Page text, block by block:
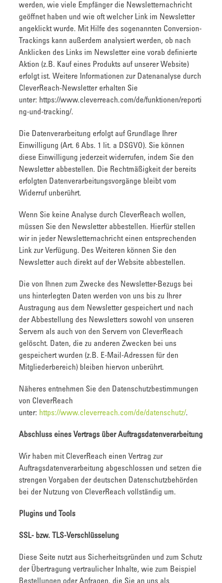
werden, wie viele Empfänger die Newsletternachricht
geöffnet haben und wie oft welcher Link im Newsletter
angeklickt wurde. Mit Hilfe des sogenannten Conversion-
Trackings kann außerdem analysiert werden, ob nach
Anklicken des Links im Newsletter eine vorab definierte
Aktion (z.B. Kauf eines Produkts auf unserer Website)
erfolgt ist. Weitere Informationen zur Datenanalyse durch
CleverReach-Newsletter erhalten Sie
unter: https://www.cleverreach.com/de/funktionen/reporti
ng-und-tracking/.
Die Datenverarbeitung erfolgt auf Grundlage Ihrer
Einwilligung (Art. 6 Abs. 1 lit. a DSGVO). Sie können
diese Einwilligung jederzeit widerrufen, indem Sie den
Newsletter abbestellen. Die Rechtmäßigkeit der bereits
erfolgten Datenverarbeitungsvorgänge bleibt vom
Widerruf unberührt.
Wenn Sie keine Analyse durch CleverReach wollen,
müssen Sie den Newsletter abbestellen. Hierfür stellen
wir in jeder Newsletternachricht einen entsprechenden
Link zur Verfügung. Des Weiteren können Sie den
Newsletter auch direkt auf der Website abbestellen.
Die von Ihnen zum Zwecke des Newsletter-Bezugs bei
uns hinterlegten Daten werden von uns bis zu Ihrer
Austragung aus dem Newsletter gespeichert und nach
der Abbestellung des Newsletters sowohl von unseren
Servern als auch von den Servern von CleverReach
gelöscht. Daten, die zu anderen Zwecken bei uns
gespeichert wurden (z.B. E-Mail-Adressen für den
Mitgliederbereich) bleiben hiervon unberührt.
Näheres entnehmen Sie den Datenschutzbestimmungen
von CleverReach
unter: https://www.cleverreach.com/de/datenschutz/.
Abschluss eines Vertrags über Auftragsdatenverarbeitung
Wir haben mit CleverReach einen Vertrag zur
Auftragsdatenverarbeitung abgeschlossen und setzen die
strengen Vorgaben der deutschen Datenschutzbehörden
bei der Nutzung von CleverReach vollständig um.
Plugins und Tools
SSL- bzw. TLS-Verschlüsselung
Diese Seite nutzt aus Sicherheitsgründen und zum Schutz
der Übertragung vertraulicher Inhalte, wie zum Beispiel